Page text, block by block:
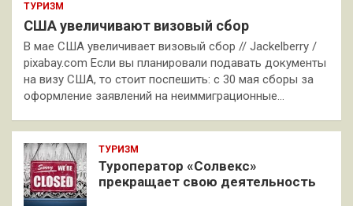
ТУРИЗМ
США увеличивают визовый сбор
В мае США увеличивает визовый сбор // Jackelberry /
pixabay.com Если вы планировали подавать документы
на визу США, то стоит поспешить: с 30 мая сборы за
оформление заявлений на неиммиграционные…
ТУРИЗМ
Туроператор «Солвекс»
прекращает свою деятельность